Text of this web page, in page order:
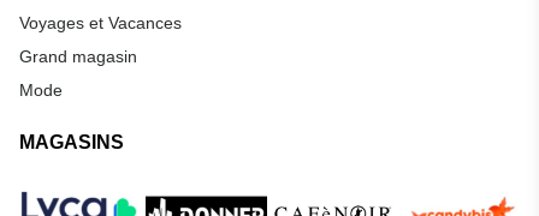
Voyages et Vacances
Grand magasin
Mode
MAGASINS